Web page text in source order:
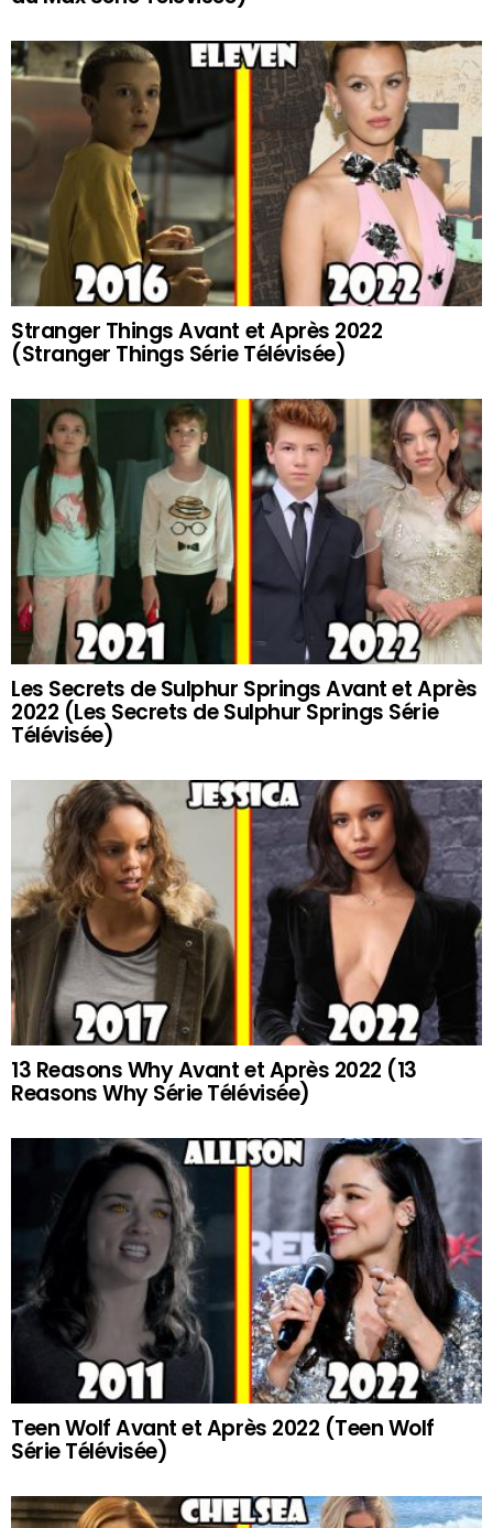
Stranger Things Avant et Après 2022
(Stranger Things Série Télévisée)
Les Secrets de Sulphur Springs Avant et Après
2022 (Les Secrets de Sulphur Springs Série
Télévisée)
13 Reasons Why Avant et Après 2022 (13
Reasons Why Série Télévisée)
Teen Wolf Avant et Après 2022 (Teen Wolf
Série Télévisée)